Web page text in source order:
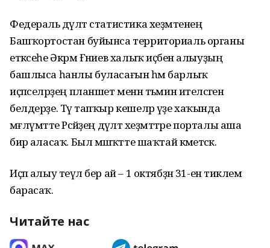
Федераль дәүләт статистика хеҙмәтенең
Башҡортостан буйынса территориаль органы
етәксеһе Әкрәм Ғәниев халыҡ иҫәбен алыуҙың
башлыса һанлы буласағын һәм барлыҡ
иҫәпселәрҙең планшет менән тәьмин ителәсәген
белдерҙе. Тәү тапҡыр кешеләр үҙе хаҡында
мәғлүмәтте Рәсәйҙең дәүләт хеҙмәттәре порталы аша
бирә аласаҡ. Был мәшәҡәтте шаҡтай кәметәсәк.
Иҫәп алыу теүәл бер ай – 1 октябҙән 31-енә тиклем
барасаҡ.
Читайте нас